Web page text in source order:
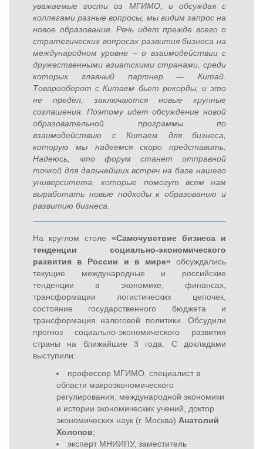
уважаемые гости из МГИМО, и обсуждая с
коллегами разные вопросы, мы видим запрос на
новое образование. Речь идет прежде всего о
стратегических вопросах развития бизнеса на
международном уровне – о взаимодействии с
дружественными азиатскими странами, среди
которых главный партнер — Китай.
Товарооборот с Китаем бьет рекорды, и это
не предел, заключаются новые крупные
соглашения. Поэтому идет обсуждение новой
образовательной программы по
взаимодействию с Китаем для бизнеса,
которую мы надеемся скоро представить.
Надеюсь, что форум станет отправной
точкой для дальнейших встреч на базе нашего
университета, которые помогут всем нам
выработать новые подходы к образованию и
развитию бизнеса.
На круглом столе «Самочувствие бизнеса и
тенденции социально-экономического
развития в России и в мире» обсуждались
текущие международные и российские
тенденции в экономике, финансах,
трансформации логистических цепочек,
состояние государственного бюджета и
трансформация налоговой политики. Обсудили
прогноз социально-экономического развития
страны на ближайшие 3 года. С докладами
выступили:
профессор МГИМО, специалист в
области макроэкономического
регулирования, международной экономики
и истории экономических учений, доктор
экономических наук (г. Москва) Анатолий
Холопов;
эксперт МНИИПУ, заместитель